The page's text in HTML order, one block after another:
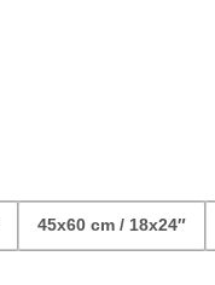
45x60 cm / 18x24″